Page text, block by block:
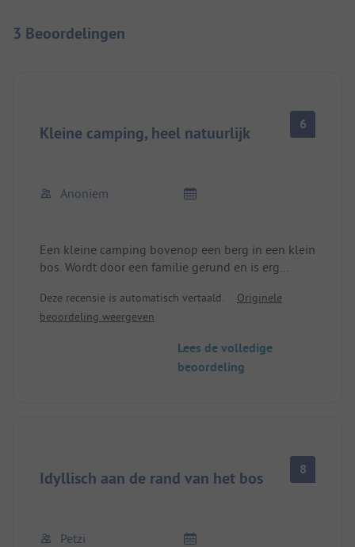
3 Beoordelingen
Kleine camping, heel natuurlijk 6
Anoniem
Een kleine camping bovenop een berg in een klein
bos. Wordt door een familie gerund en is erg
iemand kunt bereiken die je kan helpen.
Het sanitair is eenvoudig, maar schoon. De douche
aparte kraan worden gehaald. Mooie, grote en
meestal schaduwrijke caravanplaatsen
Deze recensie is automatisch vertaald.
Originele
beoordeling weergeven
Lees de volledige
beoordeling
Idyllisch aan de rand van het bos 8
Petzi